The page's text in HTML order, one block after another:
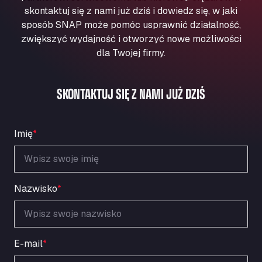
Aqua Ariva GmbH
Marie-Curie-Straße 24, 68219
Aral Autohof Bockel
An der Autobahn 1, 27404
Oppelner Str. 1, 31167
ARAL Autohof Merklingen
ARAL Autohof Preis
Schellweilerstraße 1, 66871
ARAL Tankstelle - XXL Truckwash.de
GmbH
Obernburger Str. 127, 63811
Ardleigh South Services
a120 westbound, CO77SL
Area 47 Hermanos Rico
skontaktuj się z nami już dziś i dowiedz się, w jaki
sposób SNAP może pomóc usprawnić działalność,
zwiększyć wydajność i otworzyć nowe możliwości
dla Twojej firmy.
SKONTAKTUJ SIĘ Z NAMI JUŻ DZIŚ
Imię*
Nazwisko*
E-mail*